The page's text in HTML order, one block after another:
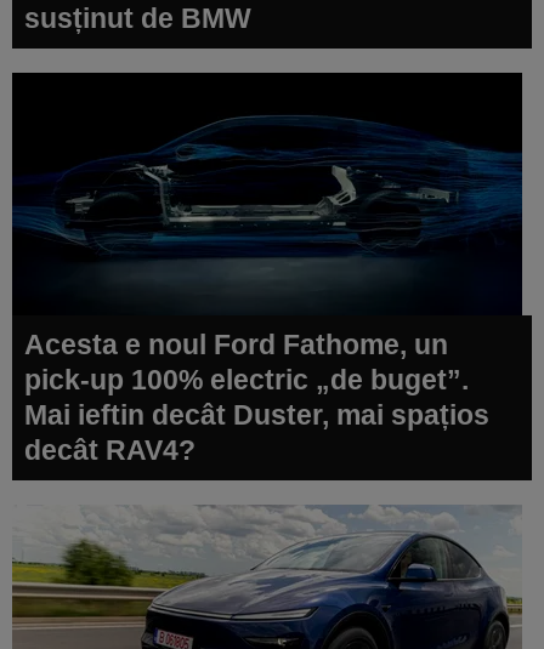
susținut de BMW
Acesta e noul Ford Fathome, un
pick-up 100% electric „de buget”.
Mai ieftin decât Duster, mai spațios
decât RAV4?